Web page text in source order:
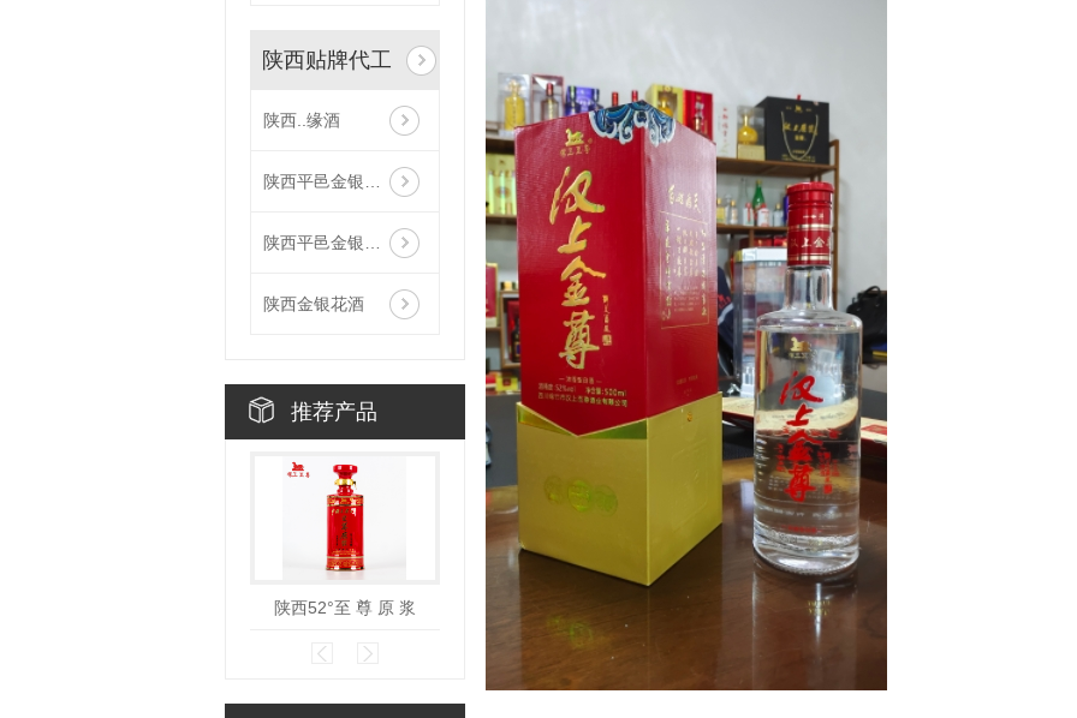
陕西贴牌代工
陕西..缘酒
陕西平邑金银花酒-银花酿
陕西平邑金银花酒-金花酿
陕西金银花酒
推荐产品
陕西52°至 尊 原 浆